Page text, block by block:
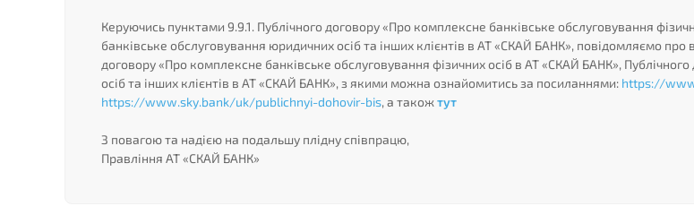
Керуючись пунктами 9.9.1. Публічного договору «Про комплексне банківське обслуговування
банківське обслуговування юридичних осіб та інших клієнтів в АТ «СКАЙ БАНК», повідомляємо
договору «Про комплексне банківське обслуговування фізичних осіб в АТ «СКАЙ БАНК»,
осіб та інших клієнтів в АТ «СКАЙ БАНК», з якими можна ознайомитись за посиланнями: https://
https://www.sky.bank/uk/publichnyi-dohovir-bis, а такожтут
З повагою та надією на подальшу плідну співпрацю,
Правління АТ «СКАЙ БАНК»